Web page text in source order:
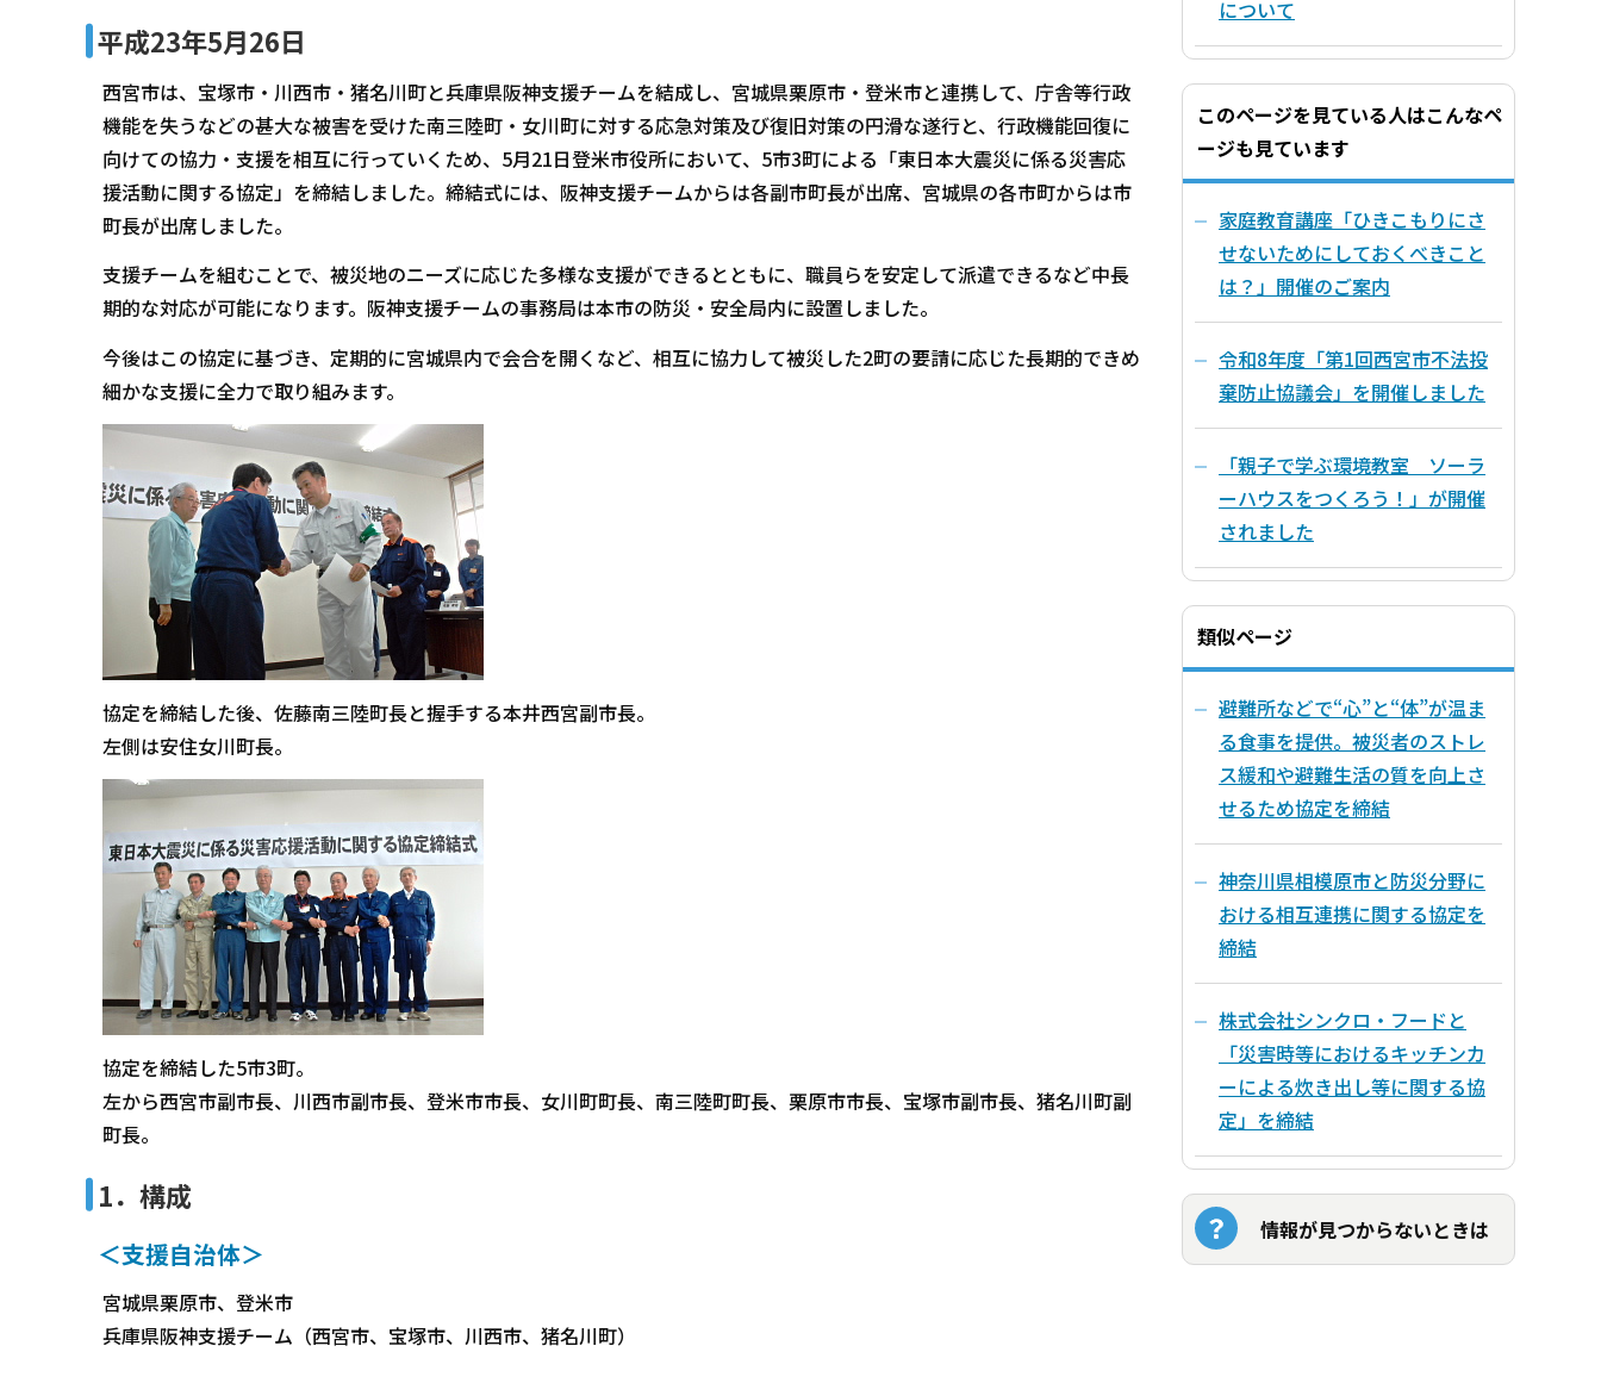
平成23年5月26日
西宮市は、宝塚市・川西市・猪名川町と兵庫県阪神支援チームを結成し、宮城県栗原市・登米市と連携して、庁舎等行政
機能を失うなどの甚大な被害を受けた南三陸町・女川町に対する応急対策及び復旧対策の円滑な遂行と、行政機能回復に
向けての協力・支援を相互に行っていくため、5月21日登米市役所において、5市3町による「東日本大震災に係る災害応
援活動に関する協定」を締結しました。締結式には、阪神支援チームからは各副市町長が出席、宮城県の各市町からは市
町長が出席しました。
支援チームを組むことで、被災地のニーズに応じた多様な支援ができるとともに、職員らを安定して派遣できるなど中長
期的な対応が可能になります。阪神支援チームの事務局は本市の防災・安全局内に設置しました。
今後はこの協定に基づき、定期的に宮城県内で会合を開くなど、相互に協力して被災した2町の要請に応じた長期的できめ
細かな支援に全力で取り組みます。
協定を締結した後、佐藤南三陸町長と握手する本井西宮副市長。
左側は安住女川町長。
協定を締結した5市3町。
左から西宮市副市長、川西市副市長、登米市市長、女川町町長、南三陸町町長、栗原市市長、宝塚市副市長、猪名川町副
町長。
1．構成
＜支援自治体＞
宮城県栗原市、登米市
兵庫県阪神支援チーム（西宮市、宝塚市、川西市、猪名川町）
について
このページを見ている人はこんなペ
ージも見ています
家庭教育講座「ひきこもりにさ
せないためにしておくべきこと
は？」開催のご案内
令和8年度「第1回西宮市不法投
棄防止協議会」を開催しました
「親子で学ぶ環境教室 ソーラ
ーハウスをつくろう！」が開催
されました
類似ページ
避難所などで“心”と“体”が温ま
る食事を提供。被災者のストレ
ス緩和や避難生活の質を向上さ
せるため協定を締結
神奈川県相模原市と防災分野に
おける相互連携に関する協定を
締結
株式会社シンクロ・フードと
「災害時等におけるキッチンカ
ーによる炊き出し等に関する協
定」を締結
情報が見つからないときは